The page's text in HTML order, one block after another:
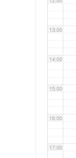
13:00
14:00
15:00
16:00
17:00